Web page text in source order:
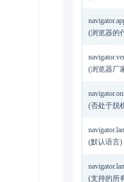
(浏览器的
(浏览器厂
(否处于脱
(默认语言)
(支持的所